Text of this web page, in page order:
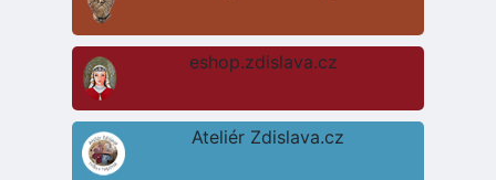
eshop.zdislava.cz
Ateliér Zdislava.cz